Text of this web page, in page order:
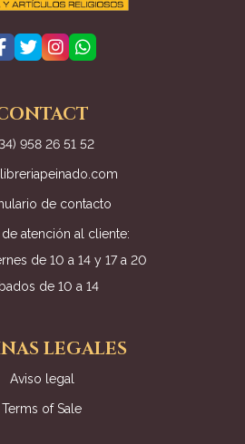
958 26 51 52
de contacto
atención al cliente:
de 10 a 14 y 17 a 20
de 10 a 14
LEGALES
Aviso legal
Terms of Sale